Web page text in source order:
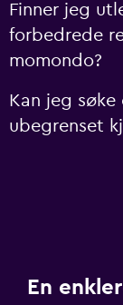
Finner jeg
forbedrede
momondo?
Kan jeg
ubegrenset
En